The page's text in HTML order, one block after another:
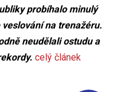
probíhalo minulý
na trenažéru.
neudělali ostudu a
celý článek